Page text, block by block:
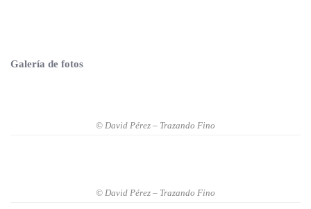
Galería de fotos
© David Pérez – Trazando Fino
© David Pérez – Trazando Fino